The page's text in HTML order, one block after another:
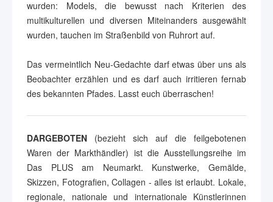
wurden: Models, die bewusst nach Kriterien des
multikulturellen und diversen Miteinanders ausgewählt
wurden, tauchen im Straßenbild von Ruhrort auf.
Das vermeintlich Neu-Gedachte darf etwas über uns als
Beobachter erzählen und es darf auch irritieren fernab
des bekannten Pfades. Lasst euch überraschen!
DARGEBOTEN (bezieht sich auf die feilgebotenen
Waren der Markthändler) ist die Ausstellungsreihe im
Das PLUS am Neumarkt. Kunstwerke, Gemälde,
Skizzen, Fotografien, Collagen - alles ist erlaubt. Lokale,
regionale, nationale und internationale Künstlerinnen